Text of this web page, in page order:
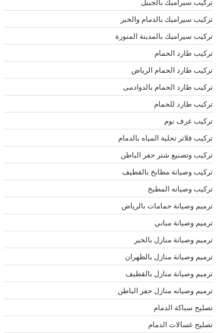
تركيب سيراميك بالدمام والخبر
تركيب سيراميك بالمدينة المنورة
تركيب طارد الحمام
تركيب طارد الحمام الرياض
تركيب طارد الحمام بالدوادمى
تركيب طارد للحمام
تركيب غرف نوم
تركيب فلاتر تحلية المياه بالدمام
تركيب وتصنيع شتر حفر الباطن
تركيب وصيانة مطابخ بالقطيف
تركيب وصيانه المطبخ
ترميم وصيانة حمامات بالرياض
ترميم وصيانة مباني
ترميم وصيانة منازل بالخبر
ترميم وصيانة منازل بالظهران
ترميم وصيانة منازل بالقطيف
ترميم وصيانه منازل حفر الباطن
تصليح سباكة الدمام
تصليح غسالات الدمام